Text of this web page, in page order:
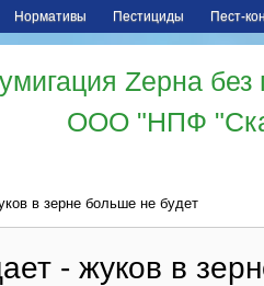
Нормативы Пестициды Пест-
Zерна
ООО "НПФ
в зерне больше не будет
- жуков в